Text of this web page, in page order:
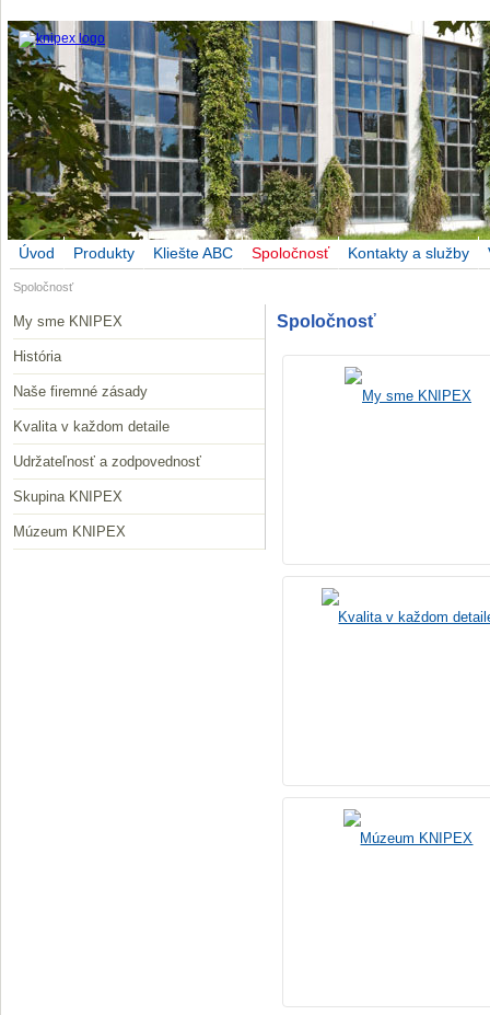
Úvod Produkty Kliešte ABC Spoločnosť Kontakty a služby
Spoločnosť
My sme KNIPEX
História
Naše firemné zásady
Kvalita v každom detaile
Udržateľnosť a zodpovednosť
Skupina KNIPEX
Múzeum KNIPEX
Spoločnosť
My sme KNIPEX
Kvalita v každom
Múzeum KNIPEX